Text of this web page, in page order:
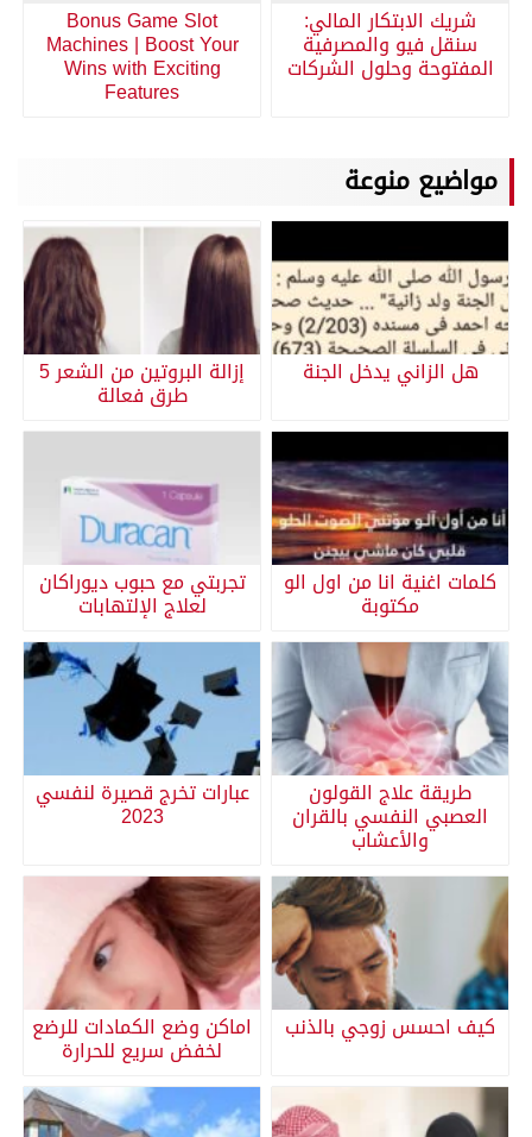
شريك الابتكار المالي:
سنقل فيو والمصرفية
المفتوحة وحلول الشركات
Bonus Game Slot
Machines | Boost Your
Wins with Exciting
Features
مواضيع منوعة
هل الزاني يدخل الجنة إزالة البروتين من الشعر 5
طرق فعالة
كلمات اغنية انا من اول الو
مكتوبة
تجربتي مع حبوب ديوراكان
لعلاج الإلتهابات
طريقة علاج القولون
العصبي النفسي بالقران
والأعشاب
عبارات تخرج قصيرة لنفسي
2023
كيف احسس زوجي بالذنب اماكن وضع الكمادات للرضع
لخفض سريع للحرارة